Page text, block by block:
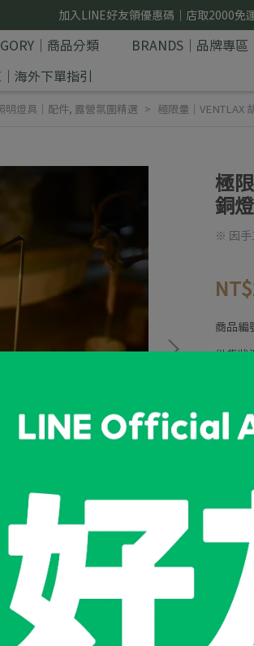
加入LINE好友領優惠碼｜店取2000免
｜商品分類 BRANDS｜品牌專區
海外下單指引
明燈具｜配件, 露營氛圍精選 極限量｜VENTLAX
極
銅燈
※ 因手
商品編
供貨狀
加
規格說明